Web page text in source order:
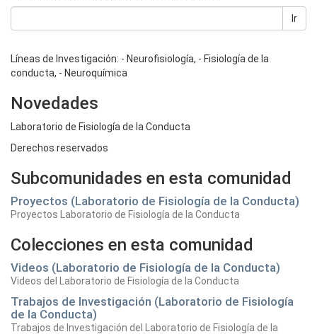
Ir
Líneas de Investigación: - Neurofisiología, - Fisiología de la
conducta, - Neuroquímica
Novedades
Laboratorio de Fisiología de la Conducta
Derechos reservados
Subcomunidades en esta comunidad
Proyectos (Laboratorio de Fisiología de la Conducta)
Proyectos Laboratorio de Fisiología de la Conducta
Colecciones en esta comunidad
Videos (Laboratorio de Fisiología de la Conducta)
Videos del Laboratorio de Fisiología de la Conducta
Trabajos de Investigación (Laboratorio de Fisiología
de la Conducta)
Trabajos de Investigación del Laboratorio de Fisiología de la